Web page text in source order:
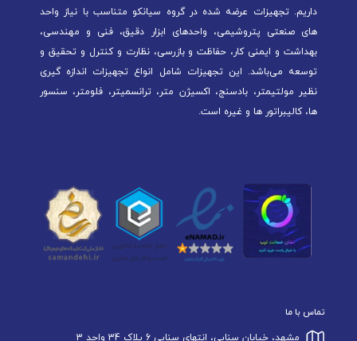
داریم. تجهیزات عرضه شده در گروه سیانکو متناسب با نیاز واحد
های صنعتی پتروشیمی، واحدهای ابزار دقیق، فنی و مهندسی،
بهداشت و ایمنی کار، حفاظت و بازرسی، نظارت و کنترل و تحقیق و
توسعه می‌باشد. این تجهیزات شامل انواع تجهیزات اندازه گیری
نظیر مولتیمتر، بادسنج، اکسیژن متر، ترانسمیتر، فلومتر، سنسور
ها، کالیبراتور ها و غیره است.
تماس با ما
مشهد، خیابان سنایی، انتهای سنایی 6 پلاک 34 واحد 3